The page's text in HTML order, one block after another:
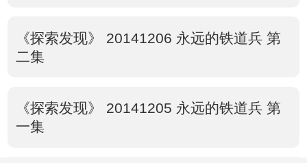
《探索发现》 20141206 永远的铁道兵 第
二集
《探索发现》 20141205 永远的铁道兵 第
一集